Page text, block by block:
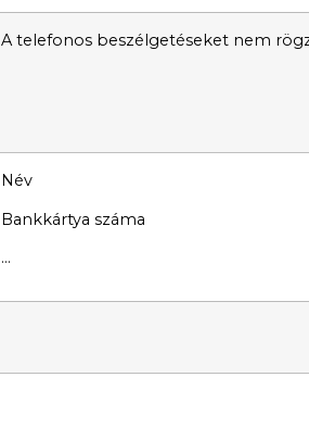
A telefonos beszélgetéseket nem
Név
Bankkártya száma
…